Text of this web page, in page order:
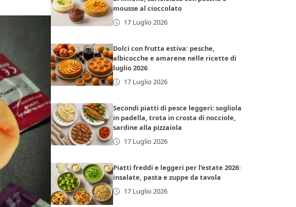
mousse al cioccolato
17 Luglio 2026
Dolci con frutta estiva: pesche,
albicocche e amarene nelle ricette di
luglio 2026
17 Luglio 2026
Secondi piatti di pesce leggeri: sogliola
in padella, trota in crosta di nocciole,
sardine alla pizzaiola
17 Luglio 2026
Piatti freddi e leggeri per l’estate 2026:
insalate, pasta e zuppe da tavola
17 Luglio 2026